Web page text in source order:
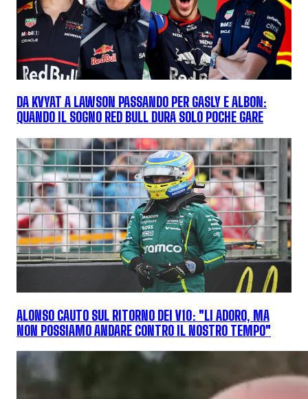
DA KVYAT A LAWSON PASSANDO PER GASLY E ALBON:
QUANDO IL SOGNO RED BULL DURA SOLO POCHE GARE
ALONSO CAUTO SUL RITORNO DEI V10: "LI ADORO, MA
NON POSSIAMO ANDARE CONTRO IL NOSTRO TEMPO"